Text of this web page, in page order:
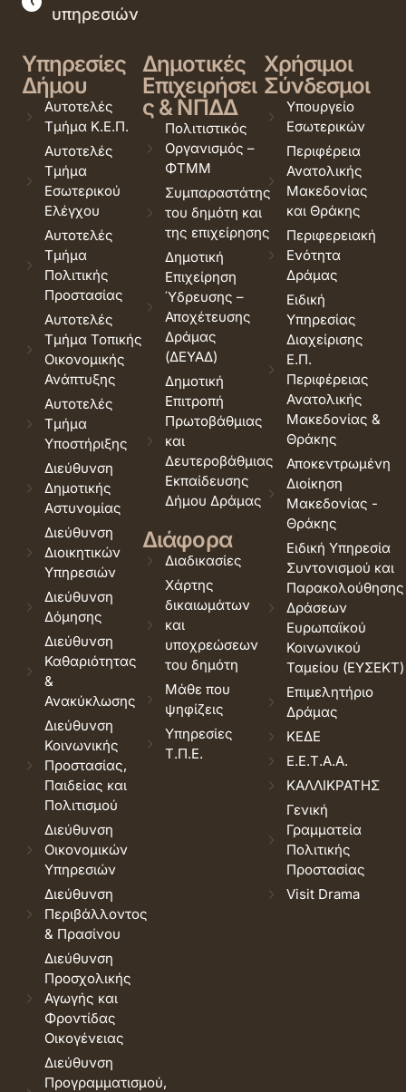
υπηρεσιών
Υπηρεσίες
Δήμου
Αυτοτελές
Τμήμα Κ.Ε.Π.
Αυτοτελές
Τμήμα
Εσωτερικού
Ελέγχου
Αυτοτελές
Τμήμα
Πολιτικής
Προστασίας
Αυτοτελές
Τμήμα Τοπικής
Οικονομικής
Ανάπτυξης
Αυτοτελές
Τμήμα
Υποστήριξης
Διεύθυνση
Δημοτικής
Αστυνομίας
Διεύθυνση
Διοικητικών
Υπηρεσιών
Διεύθυνση
Δόμησης
Διεύθυνση
Καθαριότητας
&
Ανακύκλωσης
Διεύθυνση
Κοινωνικής
Προστασίας,
Παιδείας και
Πολιτισμού
Διεύθυνση
Οικονομικών
Υπηρεσιών
Διεύθυνση
Περιβάλλοντος
& Πρασίνου
Διεύθυνση
Προσχολικής
Αγωγής και
Φροντίδας
Οικογένειας
Διεύθυνση
Προγραμματισμού,
Δημοτικές
Επιχειρήσει
ς & ΝΠΔΔ
Πολιτιστικός
Οργανισμός –
ΦΤΜΜ
Συμπαραστάτης
του δημότη και
της επιχείρησης
Δημοτική
Επιχείρηση
Ύδρευσης –
Αποχέτευσης
Δράμας
(ΔΕΥΑΔ)
Δημοτική
Επιτροπή
Πρωτοβάθμιας
και
Δευτεροβάθμιας
Εκπαίδευσης
Δήμου Δράμας
Διάφορα
Διαδικασίες
Χάρτης
δικαιωμάτων
και
υποχρεώσεων
του δημότη
Μάθε που
ψηφίζεις
Υπηρεσίες
Τ.Π.Ε.
Χρήσιμοι
Σύνδεσμοι
Υπουργείο
Εσωτερικών
Περιφέρεια
Ανατολικής
Μακεδονίας
και Θράκης
Περιφερειακή
Ενότητα
Δράμας
Ειδική
Υπηρεσίας
Διαχείρισης
Ε.Π.
Περιφέρειας
Ανατολικής
Μακεδονίας &
Θράκης
Αποκεντρωμένη
Διοίκηση
Μακεδονίας -
Θράκης
Ειδική Υπηρεσία
Συντονισμού και
Παρακολούθησης
Δράσεων
Ευρωπαϊκού
Κοινωνικού
Ταμείου (ΕΥΣΕΚΤ)
Επιμελητήριο
Δράμας
ΚΕΔΕ
Ε.Ε.Τ.Α.Α.
ΚΑΛΛΙΚΡΑΤΗΣ
Γενική
Γραμματεία
Πολιτικής
Προστασίας
Visit Drama